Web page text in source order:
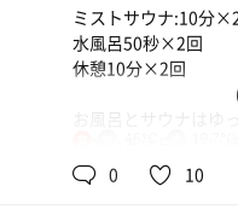
ミストサウナ:10分
水風呂50秒×2回
休憩10分×2回
お風呂とサウナはゆ
久々で溜まった身体
0 10